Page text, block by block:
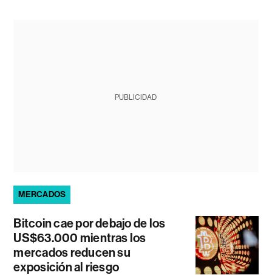
PUBLICIDAD
MERCADOS
Bitcoin cae por debajo de los
US$63.000 mientras los
mercados reducen su
exposición al riesgo